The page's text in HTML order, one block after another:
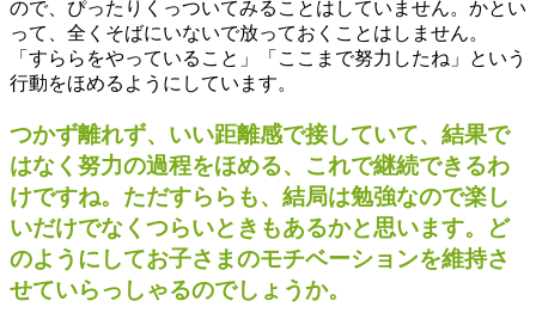
ので、ぴったりくっついてみることはしていません。かとい
って、全くそばにいないで放っておくことはしません。
「すららをやっていること」「ここまで努力したね」という
行動をほめるようにしています。
つかず離れず、いい距離感で接していて、結果で
はなく努力の過程をほめる、これで継続できるわ
けですね。ただすららも、結局は勉強なので楽し
いだけでなくつらいときもあるかと思います。ど
のようにしてお子さまのモチベーションを維持さ
せていらっしゃるのでしょうか。